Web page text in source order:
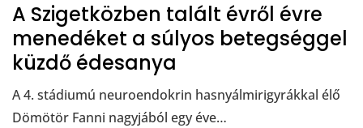
A Szigetközben talált évről évre
menedéket a súlyos betegséggel
küzdő édesanya
A 4. stádiumú neuroendokrin hasnyálmirigyrákkal élő
Dömötör Fanni nagyjából egy éve…